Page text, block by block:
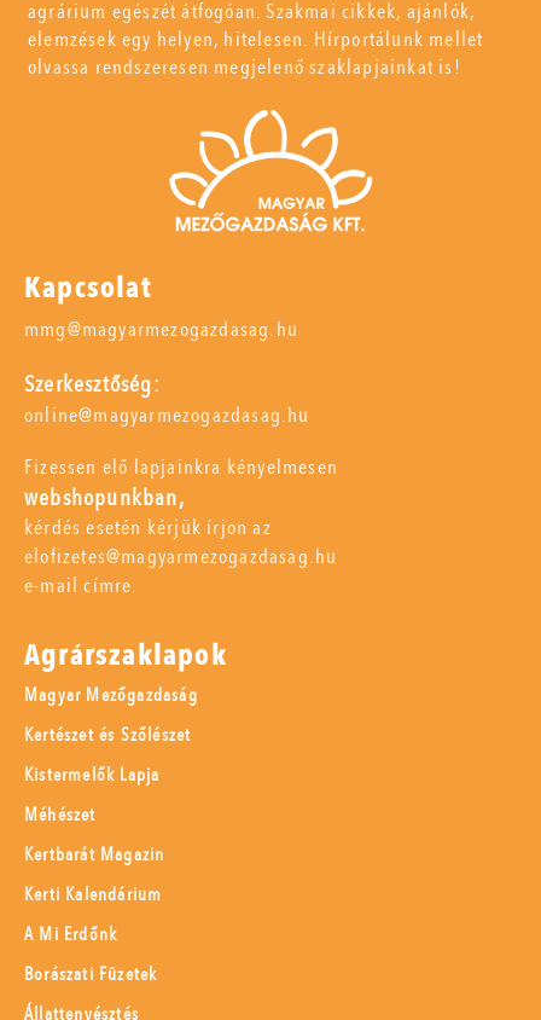
agrárium egészét átfogóan. Szakmai cikkek, ajánlók,
elemzések egy helyen, hitelesen. Hírportálunk mellet
olvassa rendszeresen megjelenő szaklapjainkat is!
Kapcsolat
mmg@magyarmezogazdasag.hu
Szerkesztőség:
online@magyarmezogazdasag.hu
Fizessen elő lapjainkra kényelmesen
webshopunkban,
kérdés esetén kérjük írjon az
elofizetes@magyarmezogazdasag.hu
e-mail címre.
Agrárszaklapok
Magyar Mezőgazdaság
Kertészet és Szőlészet
Kistermelők Lapja
Méhészet
Kertbarát Magazin
Kerti Kalendárium
A Mi Erdőnk
Borászati Füzetek
Állattenyésztés